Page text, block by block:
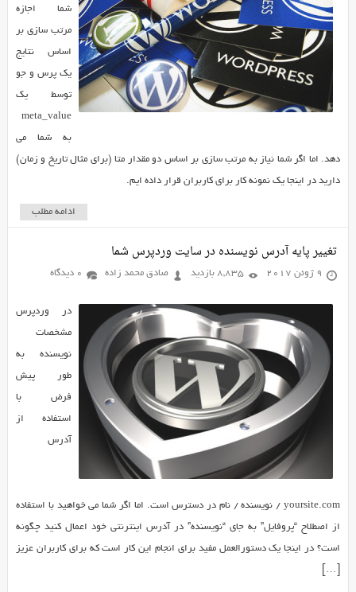
شما اجازه
مرتب سازی بر
اساس نتایج
یک پرس و جو
توسط یک
meta_value
به شما می
دهد. اما اگر شما نیاز به مرتب سازی بر اساس دو مقدار متا (برای مثال تاریخ و زمان)
دارید در اینجا یک نمونه کار برای کاربران قرار داده ایم.
ادامه مطلب
تغییر پایه آدرس نویسنده در سایت وردپرس شما
9 ژوئن 2017 8,835 بازدید صادق محمد زاده 0 دیدگاه
در وردپرس
مشخصات
نویسنده به
طور پیش
فرض با
استفاده از
آدرس
yoursite.com / نویسنده / نام در دسترس است. اما اگر شما می خواهید با استفاده
از اصطلاح “پروفایل” به جای “نویسنده” در آدرس اینترنتی خود اعمال کنید چگونه
است؟ در اینجا یک دستورالعمل مفید برای انجام این کار است که برای کاربران عزیز
[…]